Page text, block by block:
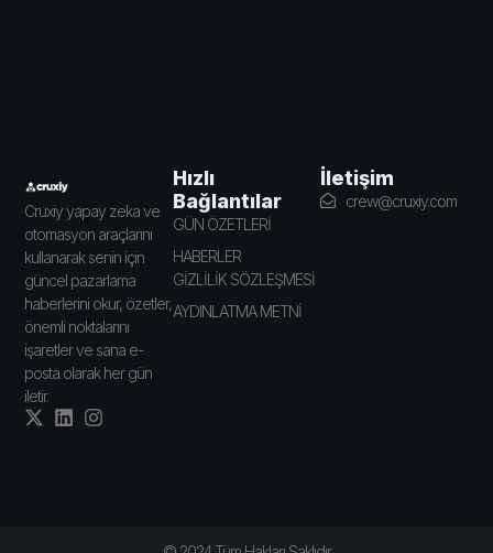
Cruxiy yapay zeka ve
otomasyon araçlarını
kullanarak senin için
güncel pazarlama
haberlerini okur, özetler,
önemli noktalarını
işaretler ve sana e-
posta olarak her gün
iletir.
Hızlı
Bağlantılar
GÜN ÖZETLERİ
HABERLER
GİZLİLİK SÖZLEŞMESİ
AYDINLATMA METNİ
İletişim
crew@cruxiy.com